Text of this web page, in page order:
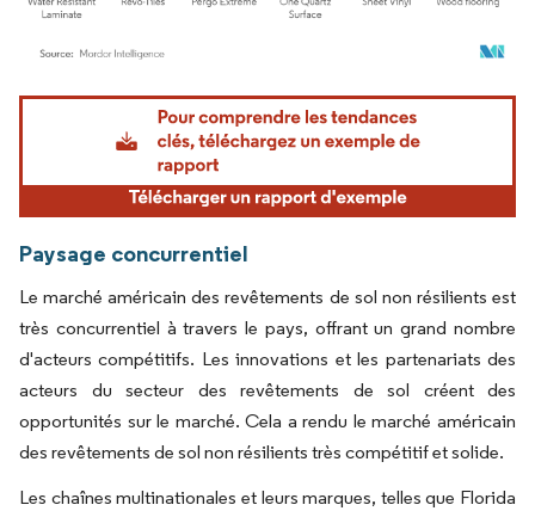
Image © Mordor Intelligence. La réutilisation nécessite une attribution sous CC BY
Paysage concurrentiel
Le marché américain des revêtements de sol non résilients est
très concurrentiel à travers le pays, offrant un grand nombre
d'acteurs compétitifs. Les innovations et les partenariats des
acteurs du secteur des revêtements de sol créent des
opportunités sur le marché. Cela a rendu le marché américain
des revêtements de sol non résilients très compétitif et solide.
Les chaînes multinationales et leurs marques, telles que Florida